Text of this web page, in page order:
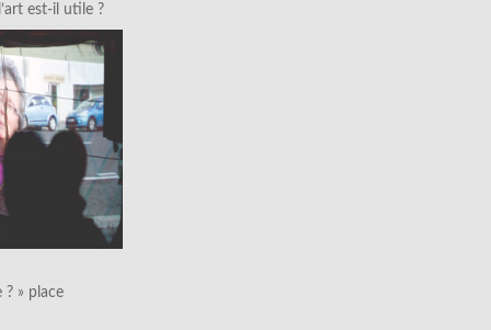
est-il utile ?
? » place